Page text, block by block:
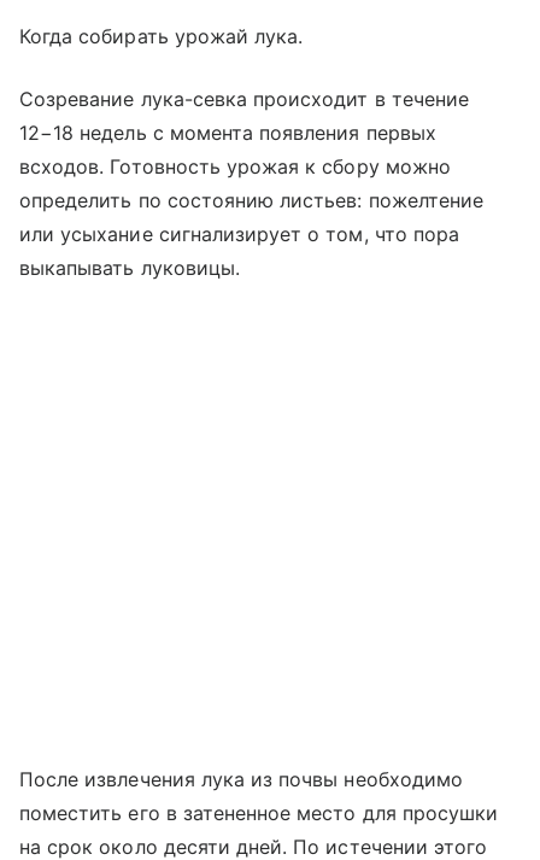
Когда собирать урожай лука.
Созревание лука-севка происходит в течение
12−18 недель с момента появления первых
всходов. Готовность урожая к сбору можно
определить по состоянию листьев: пожелтение
или усыхание сигнализирует о том, что пора
выкапывать луковицы.
После извлечения лука из почвы необходимо
поместить его в затененное место для просушки
на срок около десяти дней. По истечении этого